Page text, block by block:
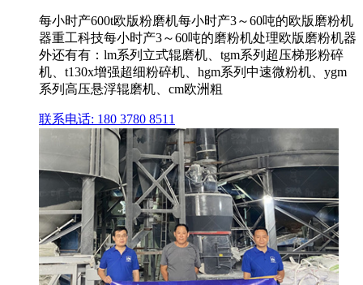
每小时产600t欧版粉磨机每小时产3～60吨的欧版磨粉机
器重工科技每小时产3～60吨的磨粉机处理欧版磨粉机器
外还有有：lm系列立式辊磨机、tgm系列超压梯形粉碎
机、t130x增强超细粉碎机、hgm系列中速微粉机、ygm
系列高压悬浮辊磨机、cm欧洲粗
联系电话: 180 3780 8511